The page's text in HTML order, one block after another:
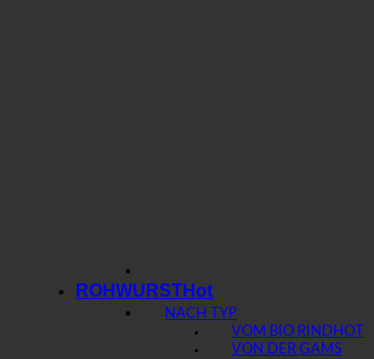
ROHWURST
NACH TYP
VOM BIO RIND
VON DER GAMS